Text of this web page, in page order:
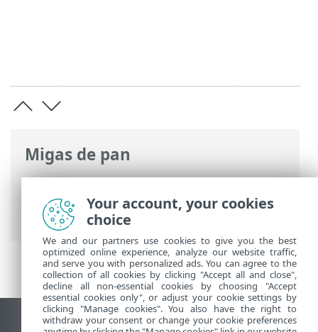
Migas de pan
Ayuda en línea de ESET>ESET Smart
Security Premium>Instalación >
Reemplazo a una versión más reciente
Ver sitio del escritorio
Your account, your cookies
choice
We and our partners use cookies to give you the best
optimized online experience, analyze our website traffic,
and serve you with personalized ads. You can agree to the
collection of all cookies by clicking "Accept all and close",
decline all non-essential cookies by choosing "Accept
essential cookies only", or adjust your cookie settings by
clicking "Manage cookies". You also have the right to
withdraw your consent or change your cookie preferences